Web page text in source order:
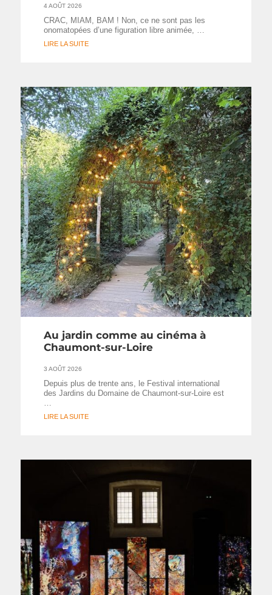
4 AOÛT 2026
CRAC, MIAM, BAM ! Non, ce ne sont pas les
onomatopées d’une figuration libre animée, …
LIRE LA SUITE
Au jardin comme au cinéma à
Chaumont-sur-Loire
3 AOÛT 2026
Depuis plus de trente ans, le Festival international
des Jardins du Domaine de Chaumont-sur-Loire est
LIRE LA SUITE